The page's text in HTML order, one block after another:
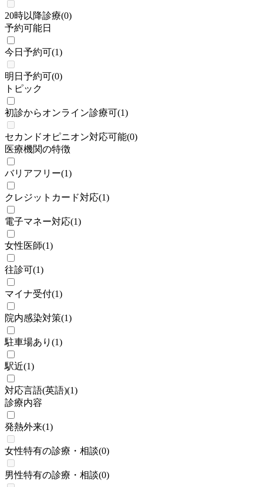
20時以降診療(0)
予約可能日
今日予約可(1)
明日予約可(0)
トピック
初診からオンライン診療可(1)
セカンドオピニオン対応可能(0)
医療機関の特徴
バリアフリー(1)
クレジットカード対応(1)
電子マネー対応(1)
女性医師(1)
往診可(1)
マイナ受付(1)
院内感染対策(1)
駐車場あり (1)
駅近(1)
対応言語(英語)(1)
診療内容
発熱外来(1)
女性特有の診療・相談(0)
男性特有の診療・相談(0)